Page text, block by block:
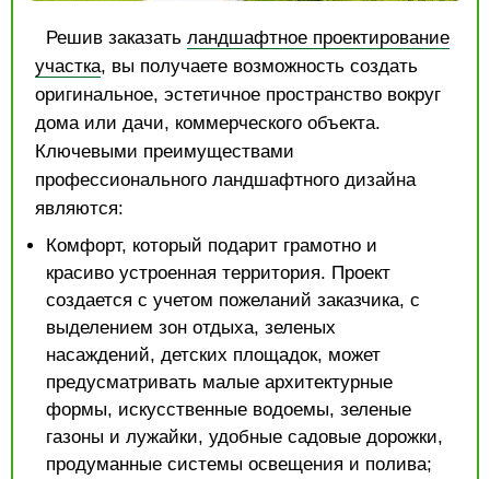
Решив заказать ландшафтное проектирование
участка, вы получаете возможность создать
оригинальное, эстетичное пространство вокруг
дома или дачи, коммерческого объекта.
Ключевыми преимуществами
профессионального ландшафтного дизайна
являются:
Комфорт, который подарит грамотно и
красиво устроенная территория. Проект
создается с учетом пожеланий заказчика, с
выделением зон отдыха, зеленых
насаждений, детских площадок, может
предусматривать малые архитектурные
формы, искусственные водоемы, зеленые
газоны и лужайки, удобные садовые дорожки,
продуманные системы освещения и полива;